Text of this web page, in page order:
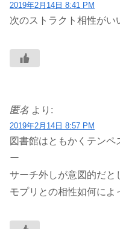
2019年2月14日 8:41 PM
次のストラクト相性がい
匿名 より:
2019年2月14日 8:57 PM
図書館はともかくテン
ー
サーチ外しが意図的だと
モプリとの相性如何に